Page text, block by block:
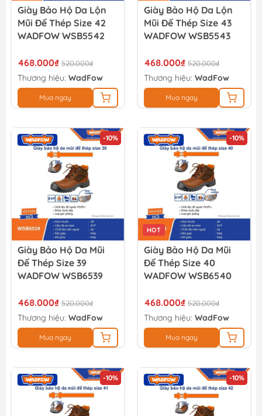
Giày Bảo Hộ Da Lộn
Mũi Đế Thép Size 42
WADFOW WSB5542
468.000₫ 520.000₫
Thương hiệu: WadFow
Mua ngay
Giày Bảo Hộ Da Lộn
Mũi Đế Thép Size 43
WADFOW WSB5543
468.000₫ 520.000₫
Thương hiệu: WadFow
Mua ngay
-10%
Giày Bảo Hộ Da Mũi
Đế Thép Size 39
WADFOW WSB6539
468.000₫ 520.000₫
Thương hiệu: WadFow
Mua ngay
-10%
HOT
Giày Bảo Hộ Da Mũi
Đế Thép Size 40
WADFOW WSB6540
468.000₫ 520.000₫
Thương hiệu: WadFow
Mua ngay
-10% -10%